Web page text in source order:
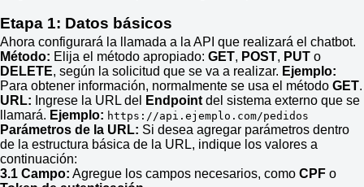
Etapa 1: Datos básicos
Ahora configurará la llamada a la API que realizará el chatbot.
Método: Elija el método apropiado: GET, POST, PUT o
DELETE, según la solicitud que se va a realizar. Ejemplo:
Para obtener información, normalmente se usa el método GET.
URL: Ingrese la URL del Endpoint del sistema externo que se
llamará. Ejemplo: https://api.ejemplo.com/pedidos
Parámetros de la URL: Si desea agregar parámetros dentro
de la estructura básica de la URL, indique los valores a
continuación:
3.1 Campo: Agregue los campos necesarios, como CPF o